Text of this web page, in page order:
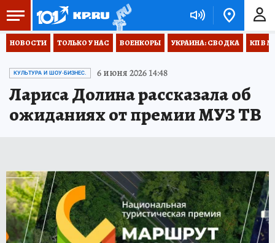
НОВОСТИ ТОЛЬКО У НАС ВОЕНКОРЫ УКРАИНА: СВОДКА КП В
КУЛЬТУРА И ШОУ-БИЗНЕС. 6 июня 2026 14:48
Лариса Долина рассказала об
ожиданиях от премии МУЗ ТВ